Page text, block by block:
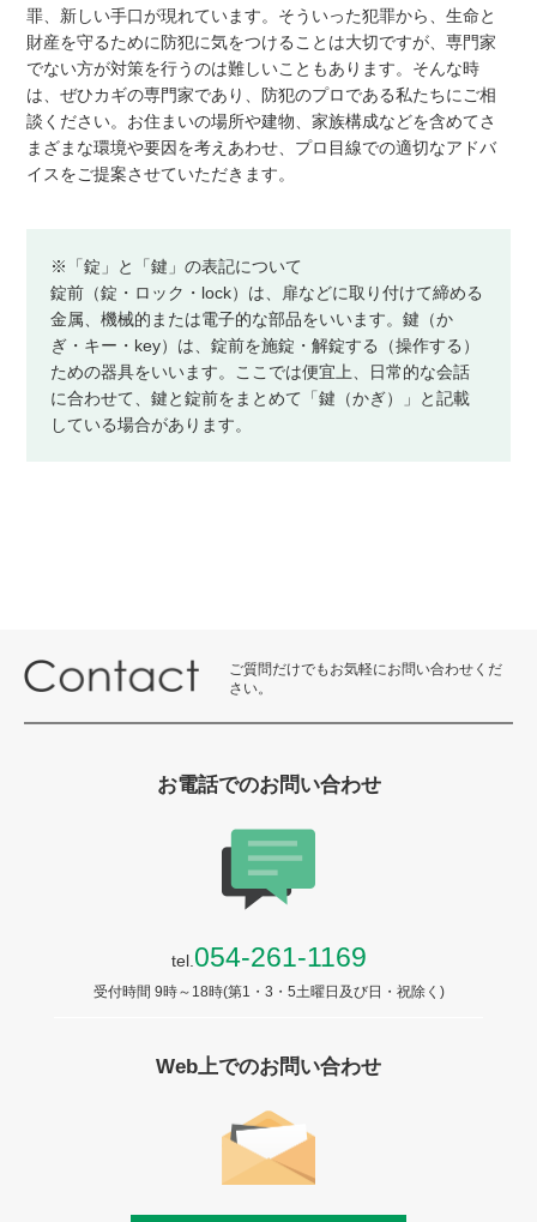
罪、新しい手口が現れています。そういった犯罪から、生命と
財産を守るために防犯に気をつけることは大切ですが、専門家
でない方が対策を行うのは難しいこともあります。そんな時
は、ぜひカギの専門家であり、防犯のプロである私たちにご相
談ください。お住まいの場所や建物、家族構成などを含めてさ
まざまな環境や要因を考えあわせ、プロ目線での適切なアドバ
イスをご提案させていただきます。
※「錠」と「鍵」の表記について
錠前（錠・ロック・lock）は、扉などに取り付けて締める
金属、機械的または電子的な部品をいいます。鍵（か
ぎ・キー・key）は、錠前を施錠・解錠する（操作する）
ための器具をいいます。ここでは便宜上、日常的な会話
に合わせて、鍵と錠前をまとめて「鍵（かぎ）」と記載
している場合があります。
ご質問だけでもお気軽にお問い合わせくだ
さい。
お電話でのお問い合わせ
tel. 054-261-1169
受付時間 9時～18時(第1・3・5土曜日及び日・祝除く)
Web上でのお問い合わせ